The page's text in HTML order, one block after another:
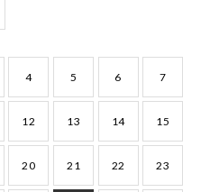
4 5 6 7
12 13 14 15
20 21 22 23